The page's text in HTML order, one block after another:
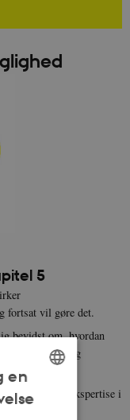
5
fortsat vil gøre det.
bevidst om, hvordan
og
relationel ekspertise i
ENGLISH
en